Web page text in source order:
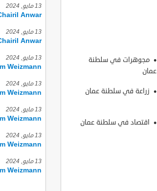
مجوهرات في سلطنة
عمان
زراعة في سلطنة عمان
اقتصاد في سلطنة عمان
13 مايو, 2024
Anwar
13 مايو, 2024
Anwar
13 مايو, 2024
Weizmann
13 مايو, 2024
Weizmann
13 مايو, 2024
Weizmann
13 مايو, 2024
Weizmann
13 مايو, 2024
Weizmann